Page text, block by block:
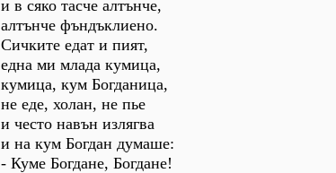
и в сяко тасче алтънче,
алтънче фъндъклиено.
Сичките едат и пият,
една ми млада кумица,
кумица, кум Богданица,
не еде, холан, не пье
и често навън излягва
и на кум Богдан думаше:
- Куме Богдане, Богдане!